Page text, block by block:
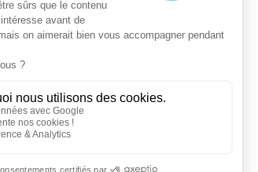
contrat chez le
votre activité,
garantir la
personnalisable